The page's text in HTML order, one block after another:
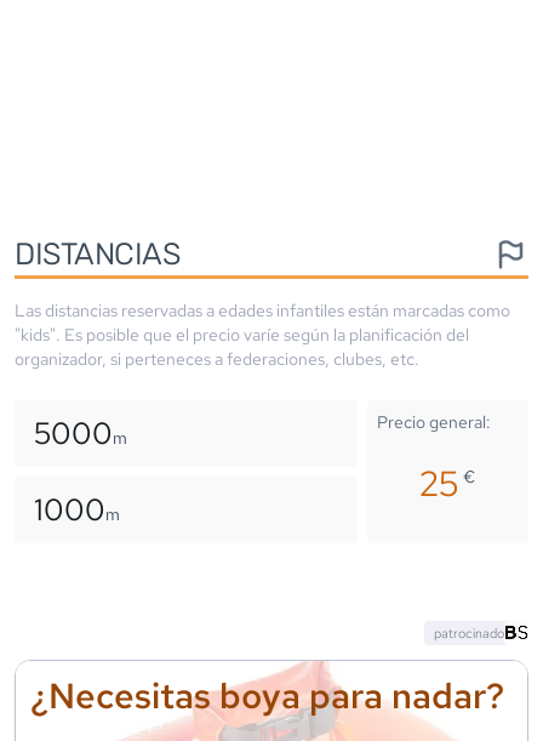
DISTANCIAS
Las distancias reservadas a edades infantiles están marcadas como
"kids". Es posible que el precio varíe según la planificación del
organizador, si perteneces a federaciones, clubes, etc.
5000m
1000m
Precio general:
25€
¿Necesitas boya para nadar?
patrocinado